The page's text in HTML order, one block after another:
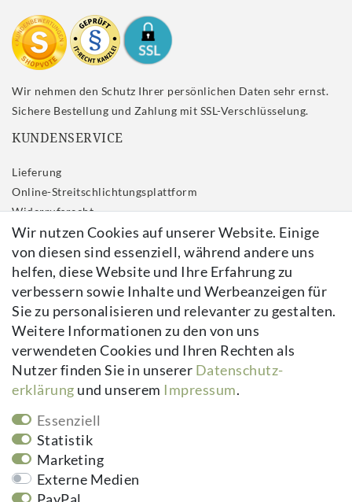
Wir nehmen den Schutz Ihrer persönlichen Daten sehr ernst.
Sichere Bestellung und Zahlung mit SSL-Verschlüsselung.
KUNDENSERVICE
Lieferung
Online-Streitschlichtungsplattform
Widerrufs­recht
Impressum
Daten­schutz­erklärung
AGB
Kontakt
Vertrag widerrufen
Newsletter
E-MAIL **
Newsletter
Hiermit bestätige ich, dass ich die
Meine Einwilligung kann ich jederzeit widerrufen.**
Wir nutzen Cookies auf unserer Website. Einige
von diesen sind essenziell, während andere uns
helfen, diese Website und Ihre Erfahrung zu
verbessern sowie Inhalte und Werbeanzeigen für
Sie zu personalisieren und relevanter zu gestalten.
Weitere Informationen zu den von uns
verwendeten Cookies und Ihren Rechten als
Nutzer finden Sie in unserer Daten­schutz­
erklärung und unserem Impressum.
Essenziell
Statistik
Marketing
Externe Medien